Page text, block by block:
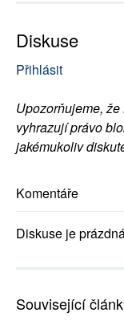
Diskuse
Přihlásit
Upozorňujeme,
vyhrazují právo
jakémukoliv
Komentáře
Diskuse je
Související